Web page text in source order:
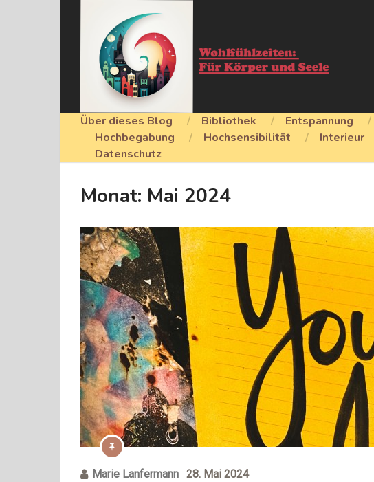
Über dieses Blog Bibliothek Entspannung
Hochbegabung
Hochsensibilität Interieur
Datenschutz
Monat: Mai 2024
Marie Lanfermann 28. Mai 2024